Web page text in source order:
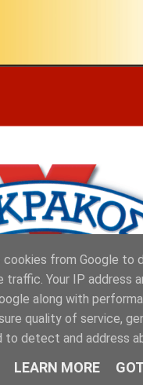
cookies from Google to
traffic. Your IP address
along with
quality of service,
to detect and address
LEARN MORE